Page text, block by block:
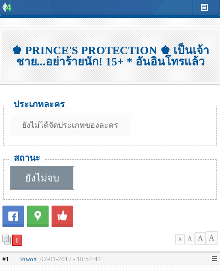
♚ PRINCE'S PROTECTION ♚ เป็นเจ้า
ชาย...อย่าร้ายนัก! 15+ * อันอินโทรแล้ว
ประเภทละคร
ยังไม่ได้จัดประเภทของละคร
สถานะ
ยังไม่จบ
1 A A A A
#1 lowon 02-01-2017 - 10:54:44